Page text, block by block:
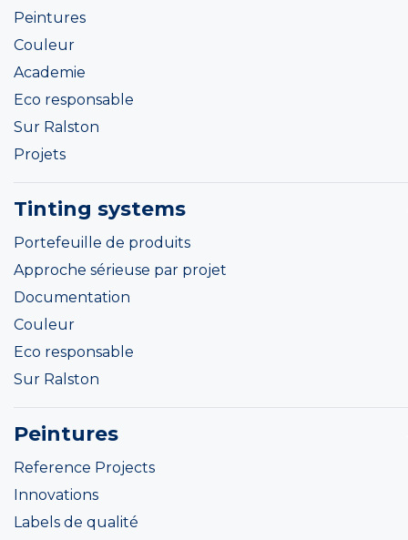
Peintures
Couleur
Academie
Eco responsable
Sur Ralston
Projets
Tinting systems
Portefeuille de produits
Approche sérieuse par projet
Documentation
Couleur
Eco responsable
Sur Ralston
Peintures
Reference Projects
Innovations
Labels de qualité